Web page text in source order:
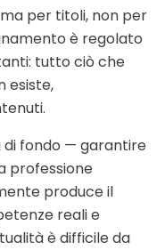
per titoli, non per
è regolato
tutto ciò che
esiste,
di fondo — garantire
professione
produce il
reali e
è difficile da